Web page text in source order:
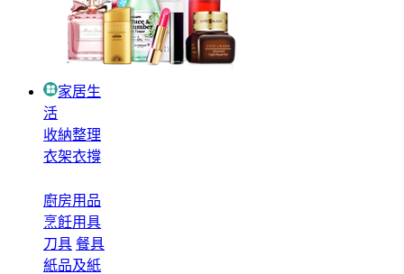
家居生
活
收納整理
衣架衣撐
廚房用品
烹飪用具
刀具 餐具
紙品及紙